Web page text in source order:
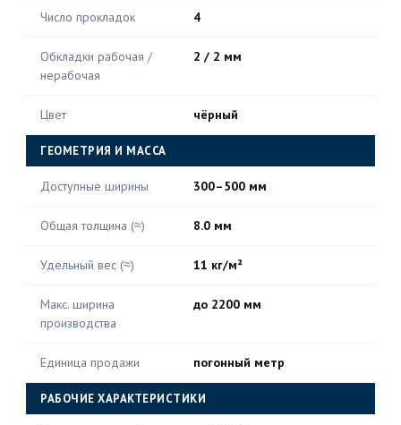
Число прокладок 4
Обкладки рабочая /
нерабочая
2 / 2 мм
Цвет чёрный
ГЕОМЕТРИЯ И МАССА
Доступные ширины 300–500 мм
Общая толщина (≈) 8.0 мм
Удельный вес (≈) 11 кг/м²
Макс. ширина
производства
до 2200 мм
Единица продажи погонный метр
РАБОЧИЕ ХАРАКТЕРИСТИКИ